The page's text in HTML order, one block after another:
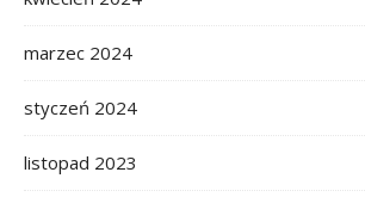
marzec 2024
styczeń 2024
listopad 2023